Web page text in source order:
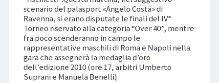
scenario del palasport «Angelo Costa» di
Ravenna, si erano disputate le finali del IV°
Torneo riservato alla categoria “Over 40”, mentre
fra poco scenderanno in campo le
rappresentative maschili di Roma e Napoli nella
gara che assegnerà la medaglia d’oro
dell’edizione 2010 (ore 17, arbitri Umberto
Suprani e Manuela Benelli).